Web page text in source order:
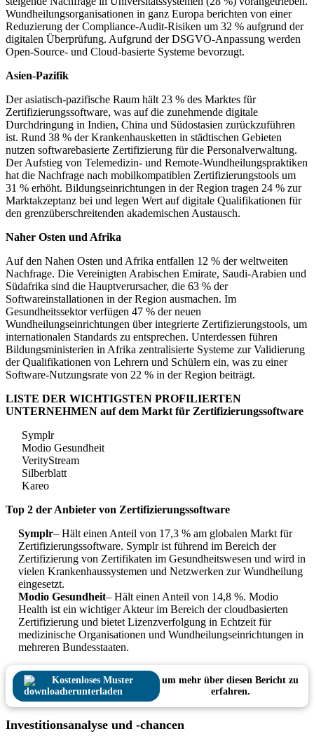
Wundheilungsorganisationen in ganz Europa berichten von einer
Reduzierung der Compliance-Audit-Risiken um 32 % aufgrund der
digitalen Überprüfung. Aufgrund der DSGVO-Anpassung werden
Open-Source- und Cloud-basierte Systeme bevorzugt.
Asien-Pazifik
Der asiatisch-pazifische Raum hält 23 % des Marktes für
Zertifizierungssoftware, was auf die zunehmende digitale
Durchdringung in Indien, China und Südostasien zurückzuführen
ist. Rund 38 % der Krankenhausketten in städtischen Gebieten
nutzen softwarebasierte Zertifizierung für die Personalverwaltung.
Der Aufstieg von Telemedizin- und Remote-Wundheilungspraktiken
hat die Nachfrage nach mobilkompatiblen Zertifizierungstools um
31 % erhöht. Bildungseinrichtungen in der Region tragen 24 % zur
Marktakzeptanz bei und legen Wert auf digitale Qualifikationen für
den grenzüberschreitenden akademischen Austausch.
Naher Osten und Afrika
Auf den Nahen Osten und Afrika entfallen 12 % der weltweiten
Nachfrage. Die Vereinigten Arabischen Emirate, Saudi-Arabien und
Südafrika sind die Hauptverursacher, die 63 % der
Softwareinstallationen in der Region ausmachen. Im
Gesundheitssektor verfügen 47 % der neuen
Wundheilungseinrichtungen über integrierte Zertifizierungstools, um
internationalen Standards zu entsprechen. Unterdessen führen
Bildungsministerien in Afrika zentralisierte Systeme zur Validierung
der Qualifikationen von Lehrern und Schülern ein, was zu einer
Software-Nutzungsrate von 22 % in der Region beiträgt.
LISTE DER WICHTIGSTEN PROFILIERTEN
UNTERNEHMEN auf dem Markt für Zertifizierungssoftware
Symplr
Modio Gesundheit
VerityStream
Silberblatt
Kareo
Top 2 der Anbieter von Zertifizierungssoftware
Symplr– Hält einen Anteil von 17,3 % am globalen Markt für
Zertifizierungssoftware. Symplr ist führend im Bereich der
Zertifizierung von Zertifikaten im Gesundheitswesen und wird in
vielen Krankenhaussystemen und Netzwerken zur Wundheilung
eingesetzt.
Modio Gesundheit– Hält einen Anteil von 14,8 %. Modio
Health ist ein wichtiger Akteur im Bereich der cloudbasierten
Zertifizierung und bietet Lizenzverfolgung in Echtzeit für
medizinische Organisationen und Wundheilungseinrichtungen in
mehreren Bundesstaaten.
Kostenloses Muster
herunterladen
um mehr über diesen Bericht zu
erfahren.
Investitionsanalyse und -chancen